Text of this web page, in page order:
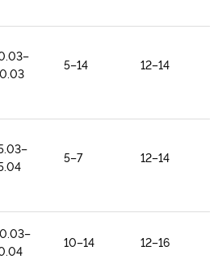
5–14 12–14
5–7 12–14
10–14 12–16